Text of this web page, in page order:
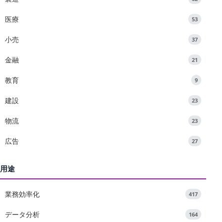
医療 53
小売 37
金融 21
教育 9
建設 23
物流 23
広告 27
用途
業務効率化 417
データ分析 164